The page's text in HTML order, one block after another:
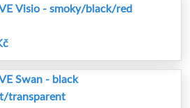
Visio - smoky/black/red
Swan - black
transparent